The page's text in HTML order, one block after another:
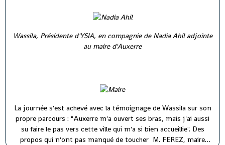
Wassila, Présidente d'YSIA, en compagnie de Nadia Ahil adjointe
au maire d'Auxerre
La journée s'est achevé avec la témoignage de Wassila sur son
propre parcours : "Auxerre m'a ouvert ses bras, mais j'ai aussi
su faire le pas vers cette ville qui m'a si bien accueillie". Des
propos qui n'ont pas manqué de toucher M. FEREZ, maire